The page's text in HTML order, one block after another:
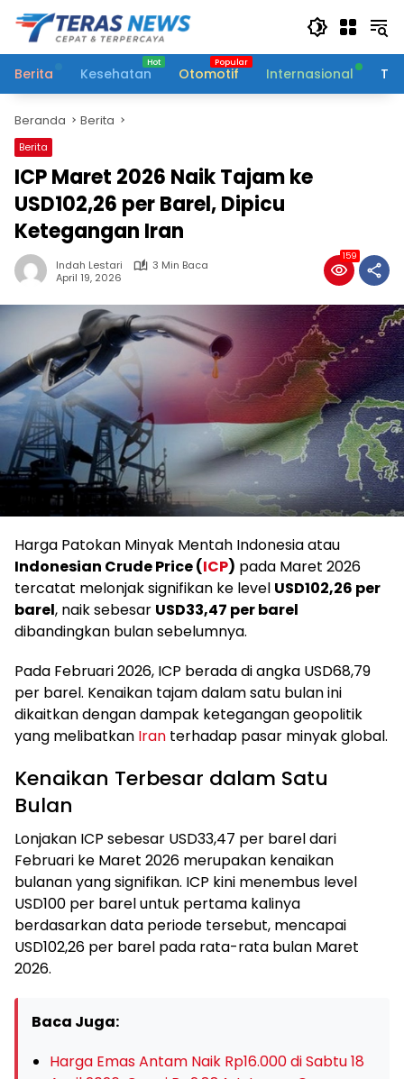
Langsung
konten
Berita
Kesehatan Otomotif Internasional
Beranda Berita
Berita
ICP Maret 2026 Naik Tajam ke
USD102,26 per Barel, Dipicu
Ketegangan Iran
Indah Lestari
3 Min Baca
April 19, 2026
159
Harga Patokan Minyak Mentah Indonesia atau
Indonesian Crude Price (ICP) pada Maret 2026
tercatat melonjak signifikan ke level USD102,26 per
barel, naik sebesar USD33,47 per barel
dibandingkan bulan sebelumnya.
Pada Februari 2026, ICP berada di angka USD68,79
per barel. Kenaikan tajam dalam satu bulan ini
dikaitkan dengan dampak ketegangan geopolitik
yang melibatkan Iran terhadap pasar minyak global.
Kenaikan Terbesar dalam Satu
Bulan
Lonjakan ICP sebesar USD33,47 per barel dari
Februari ke Maret 2026 merupakan kenaikan
bulanan yang signifikan. ICP kini menembus level
USD100 per barel untuk pertama kalinya
berdasarkan data periode tersebut, mencapai
USD102,26 per barel pada rata-rata bulan Maret
2026.
Baca Juga:
Harga Emas Antam Naik Rp16.000 di Sabtu 18